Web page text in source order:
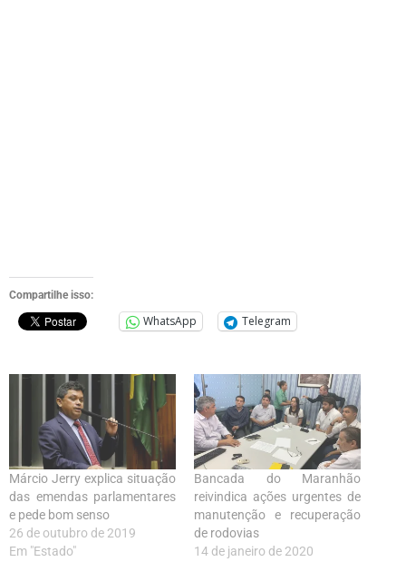
Compartilhe isso:
WhatsApp Telegram
Márcio Jerry explica situação
das emendas parlamentares
e pede bom senso
26 de outubro de 2019
Em "Estado"
Bancada do Maranhão
reivindica ações urgentes de
manutenção e recuperação
de rodovias
14 de janeiro de 2020